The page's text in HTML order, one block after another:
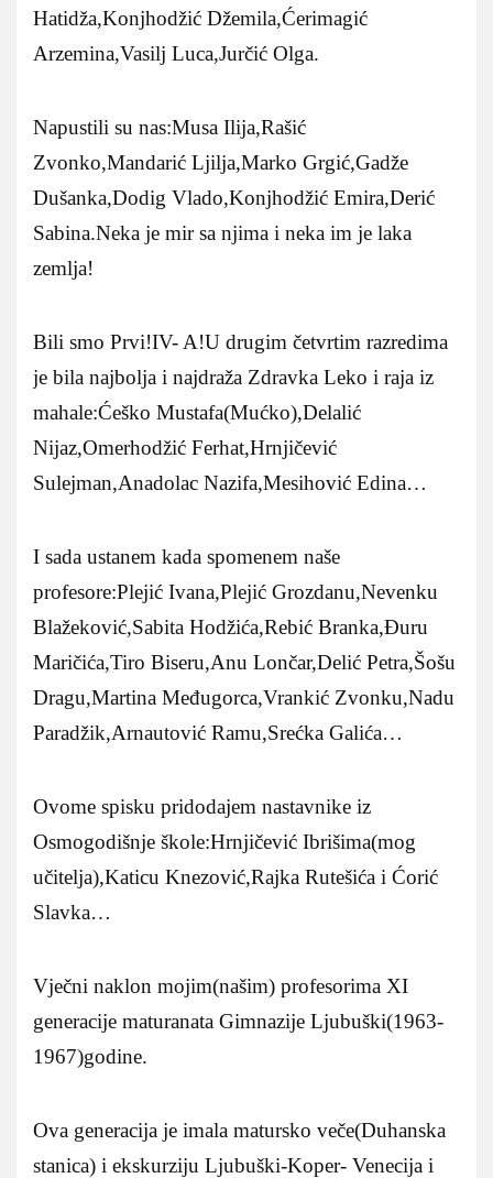
Hatidža,Konjhodžić Džemila,Ćerimagić
Arzemina,Vasilj Luca,Jurčić Olga.
Napustili su nas:Musa Ilija,Rašić
Zvonko,Mandarić Ljilja,Marko Grgić,Gadže
Dušanka,Dodig Vlado,Konjhodžić Emira,Derić
Sabina.Neka je mir sa njima i neka im je laka
zemlja!
Bili smo Prvi!IV- A!U drugim četvrtim razredima
je bila najbolja i najdraža Zdravka Leko i raja iz
mahale:Ćeško Mustafa(Mućko),Delalić
Nijaz,Omerhodžić Ferhat,Hrnjičević
Sulejman,Anadolac Nazifa,Mesihović Edina…
I sada ustanem kada spomenem naše
profesore:Plejić Ivana,Plejić Grozdanu,Nevenku
Blažeković,Sabita Hodžića,Rebić Branka,Đuru
Maričića,Tiro Biseru,Anu Lončar,Delić Petra,Šošu
Dragu,Martina Međugorca,Vrankić Zvonku,Nadu
Paradžik,Arnautović Ramu,Srećka Galića…
Ovome spisku pridodajem nastavnike iz
Osmogodišnje škole:Hrnjičević Ibrišima(mog
učitelja),Katicu Knezović,Rajka Rutešića i Ćorić
Slavka…
Vječni naklon mojim(našim) profesorima XI
generacije maturanata Gimnazije Ljubuški(1963-
1967)godine.
Ova generacija je imala matursko veče(Duhanska
stanica) i ekskurziju Ljubuški-Koper- Venecija i